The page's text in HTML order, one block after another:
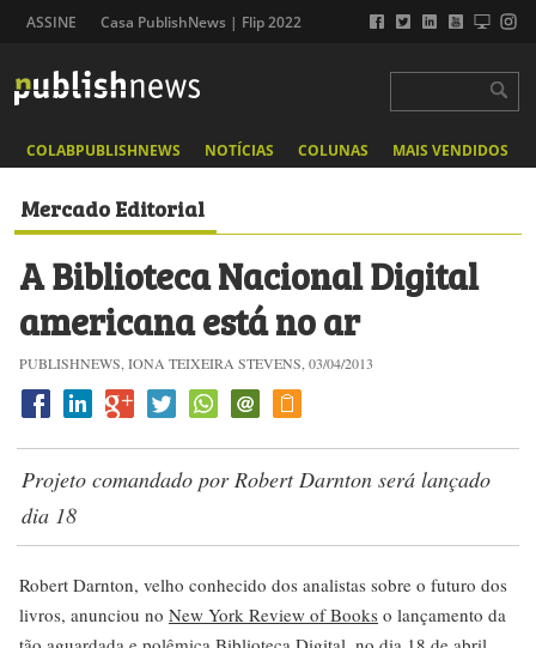
ASSINE Casa PublishNews | Flip 2022
COLABPUBLISHNEWS NOTÍCIAS COLUNAS MAIS VENDIDOS
Mercado Editorial
A Biblioteca Nacional Digital
americana está no ar
PUBLISHNEWS, IONA TEIXEIRA STEVENS, 03/04/2013
Projeto comandado por Robert Darnton será lançado
dia 18
Robert Darnton, velho conhecido dos analistas sobre o futuro dos
livros, anunciou no New York Review of Books o lançamento da